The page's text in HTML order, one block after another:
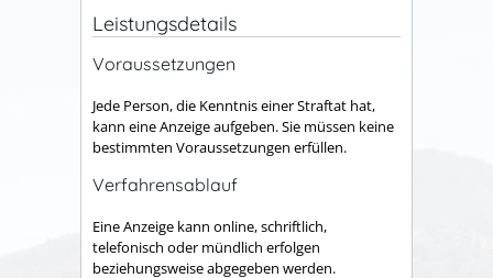
Leistungsdetails
Voraussetzungen
Jede Person, die Kenntnis einer Straftat hat,
kann eine Anzeige aufgeben. Sie müssen keine
bestimmten Voraussetzungen erfüllen.
Verfahrensablauf
Eine Anzeige kann online, schriftlich,
telefonisch oder mündlich erfolgen
beziehungsweise abgegeben werden.